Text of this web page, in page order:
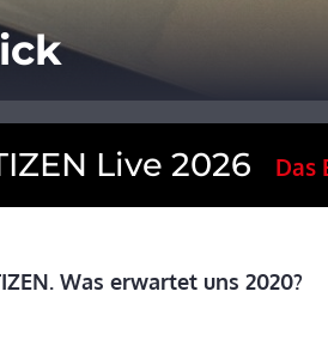
Live 2026 Das
Was erwartet uns 2020?